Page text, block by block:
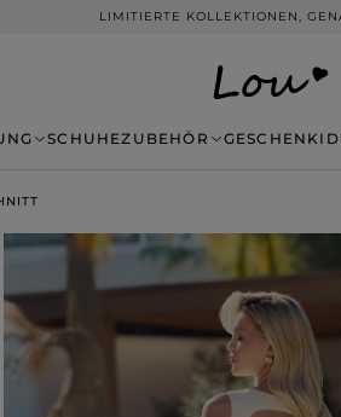
LIMITIERTE KOLLEKTIONEN,
SCHUHEZUBEHÖR